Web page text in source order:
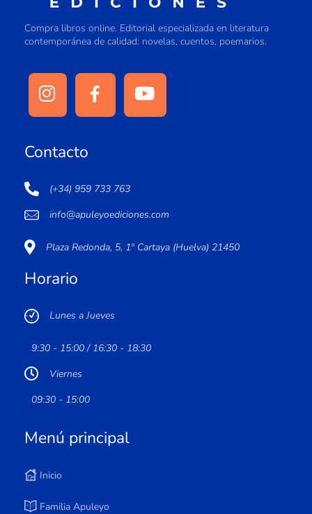
Compra libros online. Editorial especializada en literatura
contemporánea de calidad: novelas, cuentos, poemarios.
Contacto
(+34) 959 733 763
info@apuleyoediciones.com
Plaza Redonda, 5, 1º Cartaya (Huelva) 21450
Horario
Lunes a Jueves
9:30 - 15:00 / 16:30 - 18:30
Viernes
09:30 - 15:00
Menú principal
Inicio
Familia Apuleyo